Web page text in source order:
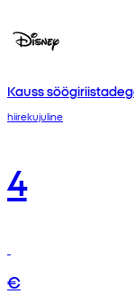
Kauss
hiirekujuline
4
€